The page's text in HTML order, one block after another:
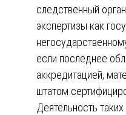
следственный
экспертизы как
если последнее
аккредитацией,
штатом
Деятельность